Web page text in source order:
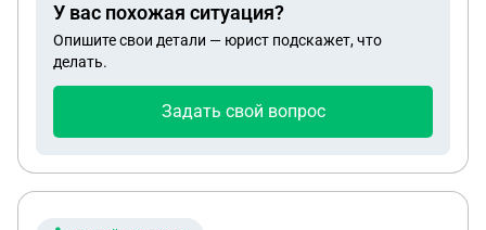
выделять доли, а потом продавать . Но не знаю,
могу ли купить меньшей площади. Также вопрос:
чтобы продать квартиру по опекам надо ездить с
бывшим мужем вместе или он может один
подавать документы с моего согласия? А то
ездить с ребёнком на руках
У вас похожая ситуация?
Опишите свои детали — юрист подскажет, что
делать.
Задать свой вопрос